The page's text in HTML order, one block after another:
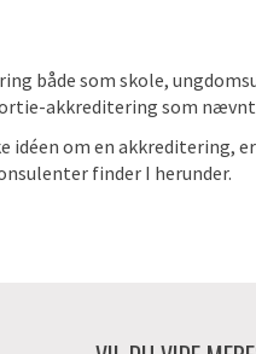
både som skole,
akkreditering som nævnt
idéen om en akkreditering,
finder I herunder.